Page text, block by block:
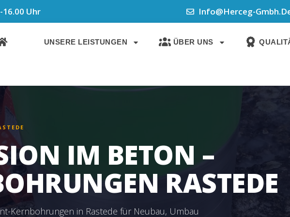
16.00 Uhr Info@herceg-
UNSERE LEISTUNGEN ÜBER UNS
IM BETON –
RASTEDE
Kernbohrungen in Rastede für Neubau, Umbau